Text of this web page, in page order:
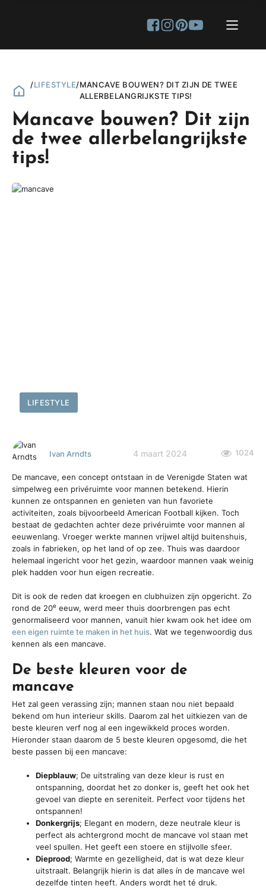
/LIFESTYLE/MANCAVE BOUWEN? DIT ZIJN DE TWEE
ALLERBELANGRIJKSTE TIPS!
Mancave bouwen? Dit zijn
de twee allerbelangrijkste
tips!
LIFESTYLE
Ivan Arndts 4 maart 2024 1024
De mancave, een concept ontstaan in de Verenigde Staten wat
simpelweg een privéruimte voor mannen betekend. Hierin
kunnen ze ontspannen en genieten van hun favoriete
activiteiten, zoals bijvoorbeeld American Football kijken. Toch
bestaat de gedachten achter deze privéruimte voor mannen al
eeuwenlang. Vroeger werkte mannen vrijwel altijd buitenshuis,
zoals in fabrieken, op het land of op zee. Thuis was daardoor
helemaal ingericht voor het gezin, waardoor mannen vaak weinig
plek hadden voor hun eigen recreatie.
Dit is ook de reden dat kroegen en clubhuizen zijn opgericht. Zo
rond de 20e eeuw, werd meer thuis doorbrengen pas echt
genormaliseerd voor mannen, vanuit hier kwam ook het idee om
een eigen ruimte te maken in het huis. Wat we tegenwoordig dus
kennen als een mancave.
De beste kleuren voor de
mancave
Het zal geen verassing zijn; mannen staan nou niet bepaald
bekend om hun interieur skills. Daarom zal het uitkiezen van de
beste kleuren verf nog al een ingewikkeld proces worden.
Hieronder staan daarom de 5 beste kleuren opgesomd, die het
beste passen bij een mancave:
Diepblauw; De uitstraling van deze kleur is rust en
ontspanning, doordat het zo donker is, geeft het ook het
gevoel van diepte en sereniteit. Perfect voor tijdens het
ontspannen!
Donkergrijs; Elegant en modern, deze neutrale kleur is
perfect als achtergrond mocht de mancave vol staan met
veel spullen. Het geeft een stoere en stijlvolle sfeer.
Dieprood; Warmte en gezelligheid, dat is wat deze kleur
uitstraalt. Belangrijk hierin is dat alles ín de mancave wel
dezelfde tinten heeft. Anders wordt het té druk.